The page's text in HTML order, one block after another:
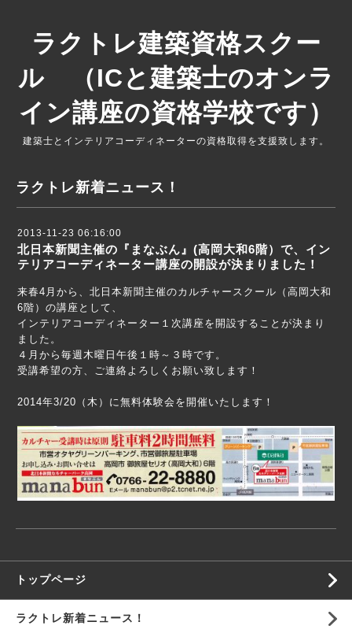
ラクトレ建築資格スクー
ル （ICと建築士のオンラ
イン講座の資格学校です）
建築士とインテリアコーディネーターの資格取得を支援致します。
ラクトレ新着ニュース！
2013-11-23 06:16:00
北日本新聞主催の『まなぶん』(高岡大和6階）で、イン
テリアコーディネーター講座の開設が決まりました！
来春4月から、北日本新聞主催のカルチャースクール（高岡大和
6階）の講座として、
インテリアコーディネーター１次講座を開設することが決まり
ました。
４月から毎週木曜日午後１時～３時です。
受講希望の方、ご連絡よろしくお願い致します！
2014年3/20（木）に無料体験会を開催いたします！
トップページ
ラクトレ新着ニュース！